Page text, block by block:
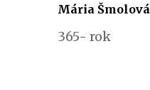
Mária Šmolová
365- rok